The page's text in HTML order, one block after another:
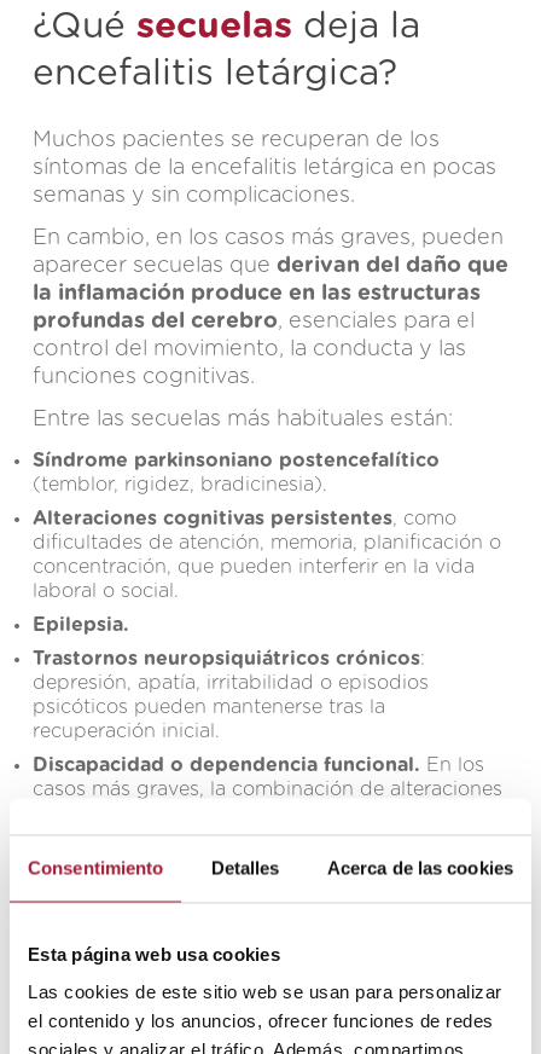
Consentimiento Detalles Acerca de las cookies
Esta página web usa cookies
Las cookies de este sitio web se usan para personalizar
el contenido y los anuncios, ofrecer funciones de redes
sociales y analizar el tráfico. Además, compartimos
¿Qué secuelas deja la
encefalitis letárgica?
Muchos pacientes se recuperan de los
síntomas de la encefalitis letárgica en pocas
semanas y sin complicaciones.
En cambio, en los casos más graves, pueden
aparecer secuelas que derivan del daño que
la inflamación produce en las estructuras
profundas del cerebro, esenciales para el
control del movimiento, la conducta y las
funciones cognitivas.
Entre las secuelas más habituales están:
Síndrome parkinsoniano postencefalítico
(temblor, rigidez, bradicinesia).
Alteraciones cognitivas persistentes, como
dificultades de atención, memoria, planificación o
concentración, que pueden interferir en la vida
laboral o social.
Epilepsia.
Trastornos neuropsiquiátricos crónicos:
depresión, apatía, irritabilidad o episodios
psicóticos pueden mantenerse tras la
recuperación inicial.
Discapacidad o dependencia funcional. En los
casos más graves, la combinación de alteraciones